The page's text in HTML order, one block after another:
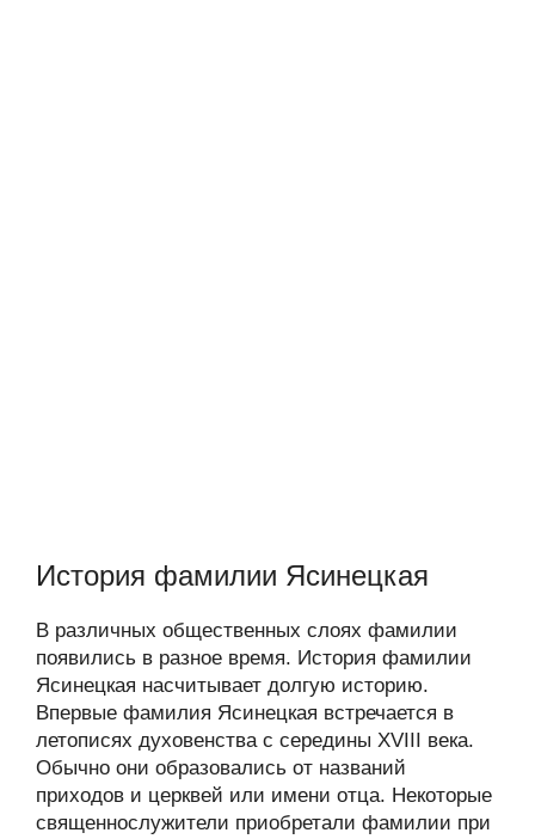
История фамилии Ясинецкая
В различных общественных слоях фамилии
появились в разное время. История фамилии
Ясинецкая насчитывает долгую историю.
Впервые фамилия Ясинецкая встречается в
летописях духовенства с середины XVIII века.
Обычно они образовались от названий
приходов и церквей или имени отца. Некоторые
священнослужители приобретали фамилии при